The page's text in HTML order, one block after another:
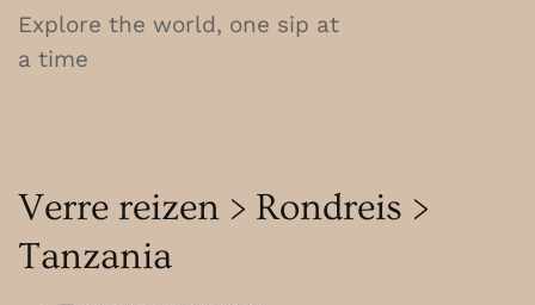
Explore the world, one sip at
a time
Verre reizen > Rondreis >
Tanzania